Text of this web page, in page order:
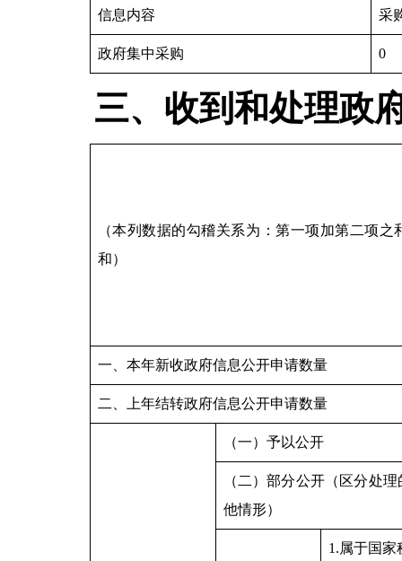
信息内容 采
政府集中采购 0
三、收到和处理政
（本列数据的勾稽关系为：第一项加第二项
和）
一、本年新收政府信息公开申请数量
二、上年结转政府信息公开申请数量
（一）予以公开
（二）部分公开（区分处
他情形）
1.属于国家